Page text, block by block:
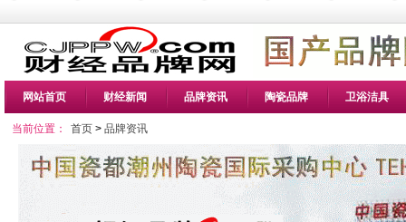
网站首页 财经新闻 品牌资讯 陶瓷品牌 卫浴洁具
当前位置： 首页 > 品牌资讯